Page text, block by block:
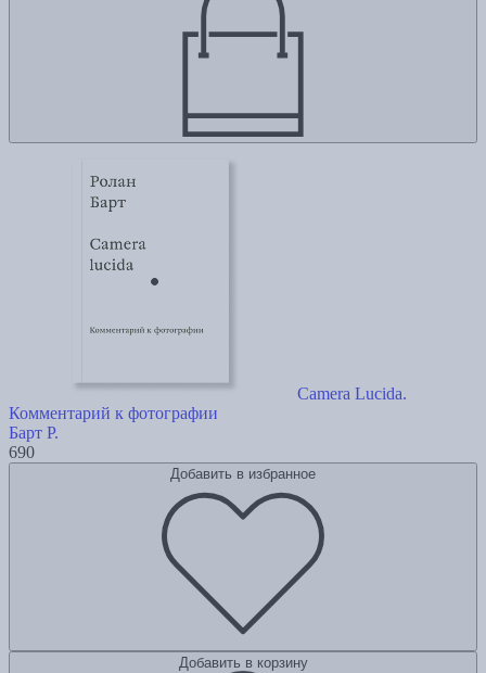
Camera Lucida.
Комментарий к фотографии
Барт Р.
690
Добавить в избранное
Добавить в корзину